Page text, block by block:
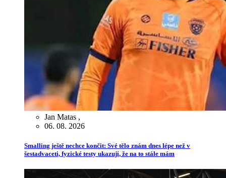
Jan Matas ,
06. 08. 2026
Smalling ještě nechce končit: Své tělo znám dnes lépe než v
šestadvaceti, fyzické testy ukazují, že na to stále mám